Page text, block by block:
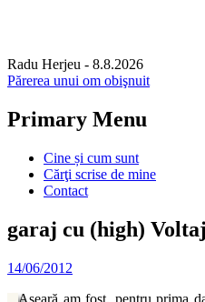
Radu Herjeu - 8.8.2026
Părerea unui om obişnuit
Primary Menu
Skip
content
Cine și cum sunt
Cărţi scrise de mine
Contact
garaj cu (high)
14/06/2012
Aseară am fost, pentru prima